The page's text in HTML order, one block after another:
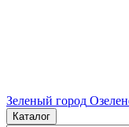
Зеленый город
Каталог